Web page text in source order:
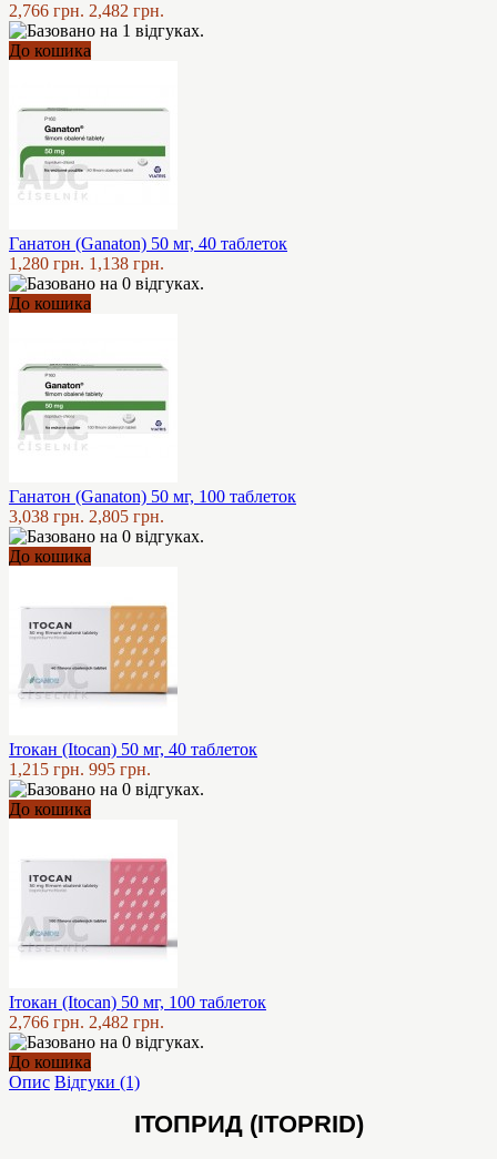
2,766 грн. 2,482 грн.
До кошика
Ганатон (Ganaton) 50 мг, 40 таблеток
1,280 грн. 1,138 грн.
До кошика
Ганатон (Ganaton) 50 мг, 100 таблеток
3,038 грн. 2,805 грн.
До кошика
Ітокан (Itocan) 50 мг, 40 таблеток
1,215 грн. 995 грн.
До кошика
Ітокан (Itocan) 50 мг, 100 таблеток
2,766 грн. 2,482 грн.
До кошика
Опис Відгуки (1)
ІТОПРИД (ITOPRID)